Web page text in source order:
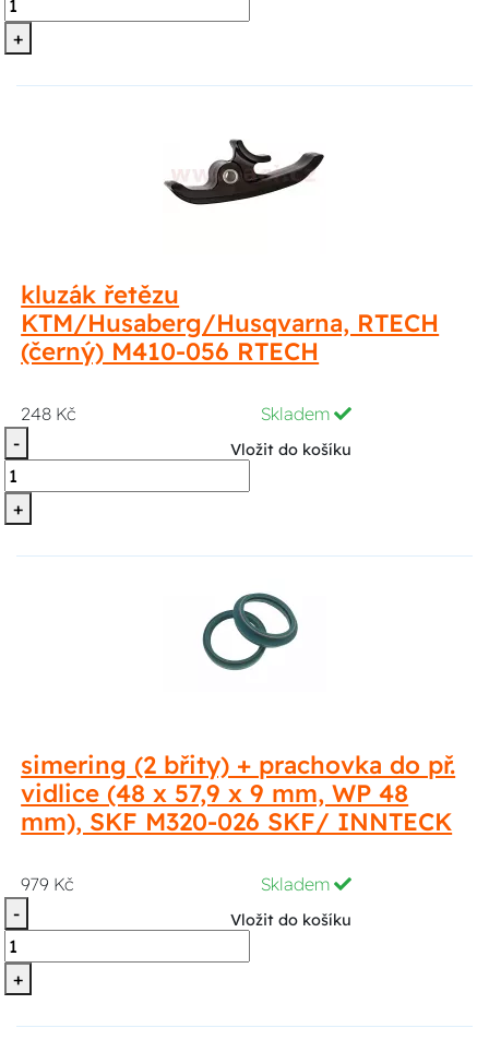
+
kluzák řetězu
KTM/Husaberg/Husqvarna, RTECH
(černý) M410-056 RTECH
248 Kč
Skladem
-
+
Vložit do košíku
simering (2 břity) + prachovka do př.
vidlice (48 x 57,9 x 9 mm, WP 48
mm), SKF M320-026 SKF/ INNTECK
979 Kč
Skladem
-
+
Vložit do košíku